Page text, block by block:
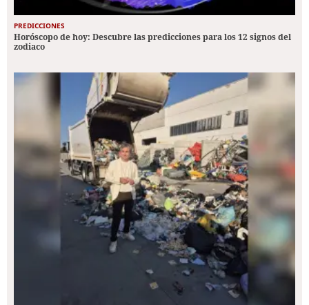
PREDICCIONES
Horóscopo de hoy: Descubre las predicciones para los 12 signos del
zodiaco